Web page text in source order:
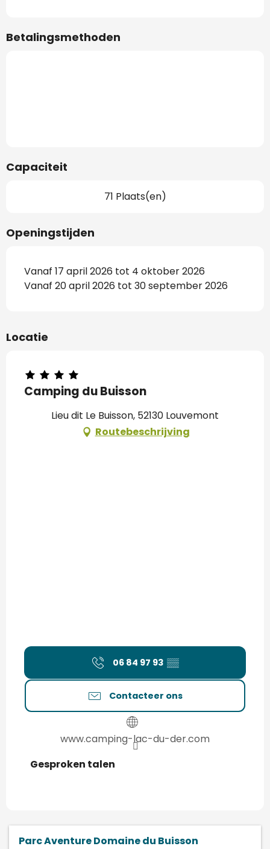
Betalingsmethoden
Capaciteit
71 Plaats(en)
Openingstijden
Vanaf 17 april 2026 tot 4 oktober 2026
Vanaf 20 april 2026 tot 30 september 2026
Locatie
Camping du Buisson
Lieu dit Le Buisson, 52130 Louvemont
Routebeschrijving
06 84 97 93 ▒▒
Contacteer ons
www.camping-lac-du-der.com
Gesproken talen
Gesproken talen
Parc Aventure Domaine du Buisson